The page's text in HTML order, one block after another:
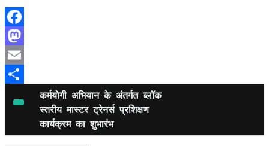
Facebook
Mastodon
Email
कर्मयोगी अभियान के अंतर्गत ब्लॉक
स्तरीय मास्टर ट्रेनर्स प्रशिक्षण
कार्यक्रम का शुभारंभ